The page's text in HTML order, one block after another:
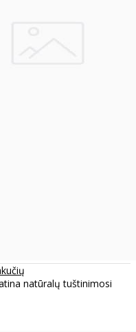
natūralų tuštinimosi